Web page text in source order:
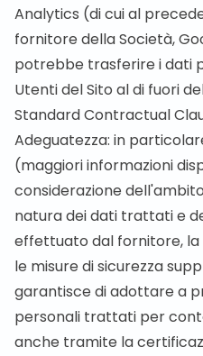
Analytics (di cui al
fornitore della Società,
potrebbe trasferire i dati
Utenti del Sito al di fuori
Standard Contractual
Adeguatezza: in
(maggiori informazioni
considerazione
natura dei dati trattati e
effettuato dal fornitore, la
le misure di sicurezza
garantisce di adottare a
personali trattati per
anche tramite la